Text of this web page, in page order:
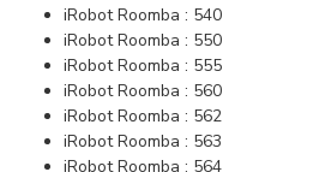
iRobot Roomba : 540
iRobot Roomba : 550
iRobot Roomba : 555
iRobot Roomba : 560
iRobot Roomba : 562
iRobot Roomba : 563
iRobot Roomba : 564